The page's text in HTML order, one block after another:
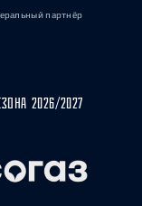
партнёр
2026/2027